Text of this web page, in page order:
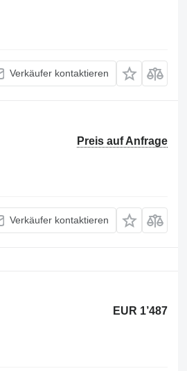
Verkäufer kontaktieren
Preis auf Anfrage
Verkäufer kontaktieren
EUR 1’487